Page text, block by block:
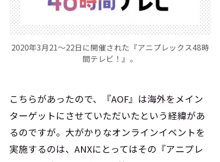
2020年3月21～22日に開催された『アニプレックス48時
間テレビ！』。
こちらがあったので、『AOF』は海外をメイン
ターゲットにさせていただいたという経緯があ
るのですが。大がかりなオンラインイベントを
実施するのは、ANXにとってはその『アニプレ